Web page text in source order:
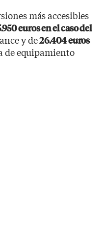
más accesibles
euros en el caso del
y de26.404 euros
de equipamiento